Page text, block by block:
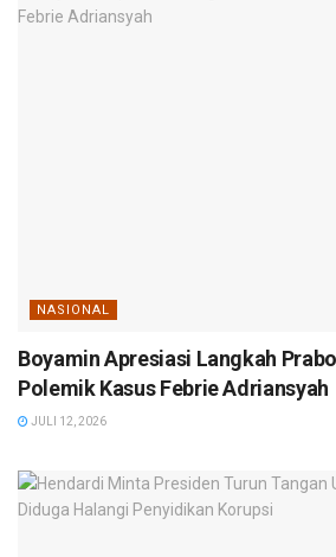
NASIONAL
Boyamin Apresiasi Langkah
Polemik Kasus Febrie Adriansyah
JULI 12, 2026